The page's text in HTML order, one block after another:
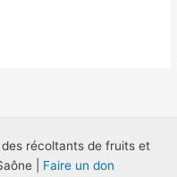
récoltants de fruits et
| Faire un don